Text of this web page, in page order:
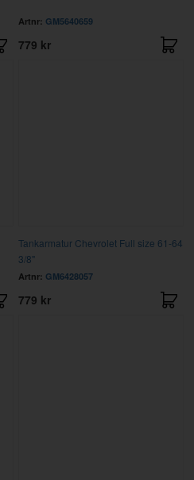
Artnr: GM5640659
779 kr
Tankarmatur Chevrolet Full size 61-64
3/8"
Artnr: GM6428057
779 kr